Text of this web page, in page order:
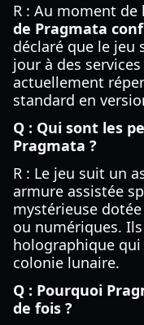
R : Au moment de
de Pragmata
déclaré que le jeu
jour à des
actuellement
standard en
Q : Qui sont les
Pragmata ?
R : Le jeu suit un
armure assistée
mystérieuse
ou numériques.
holographique
colonie lunaire.
Q : Pourquoi
de fois ?